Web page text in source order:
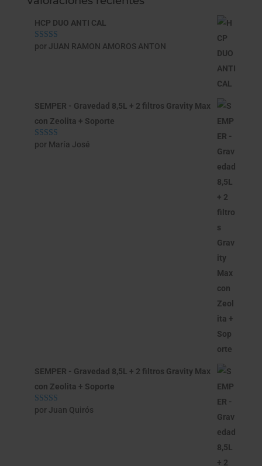
HCP DUO ANTI CAL
Valorado con
por JUAN RAMON AMOROS ANTON
SEMPER - Gravedad 8,5L + 2 filtros Gravity Max
con Zeolita + Soporte
Valorado con
por María José
SEMPER - Gravedad 8,5L + 2 filtros Gravity Max
con Zeolita + Soporte
Valorado con
por Juan Quirós